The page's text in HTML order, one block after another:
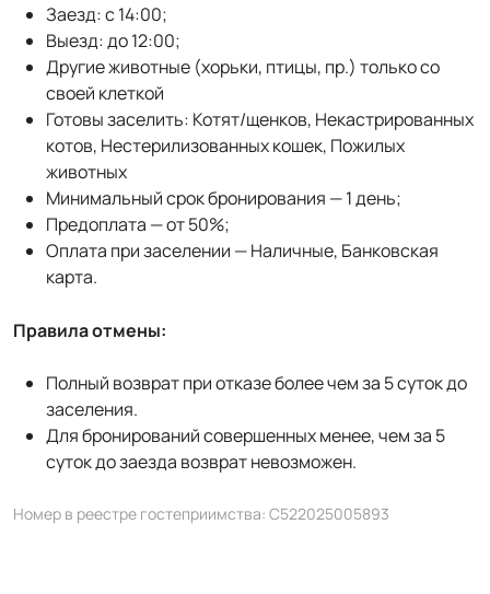
Заезд: с 14:00;
Выезд: до 12:00;
Другие животные (хорьки, птицы, пр.) только со
своей клеткой
Готовы заселить: Котят/щенков, Некастрированных
котов, Нестерилизованных кошек, Пожилых
животных
Минимальный срок бронирования — 1 день;
Предоплата — от 50%;
Оплата при заселении — Наличные, Банковская
карта.
Правила отмены:
Полный возврат при отказе более чем за 5 суток до
заселения.
Для бронирований совершенных менее, чем за 5
суток до заезда возврат невозможен.
Номер в реестре гостеприимства: С522025005893